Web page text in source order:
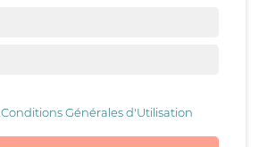
Conditions Générales d'Utilisation